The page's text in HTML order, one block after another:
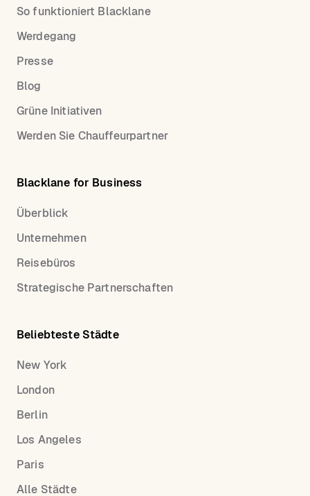
So funktioniert Blacklane
Werdegang
Presse
Blog
Grüne Initiativen
Werden Sie Chauffeurpartner
Blacklane for Business
Überblick
Unternehmen
Reisebüros
Strategische Partnerschaften
Beliebteste Städte
New York
London
Berlin
Los Angeles
Paris
Alle Städte